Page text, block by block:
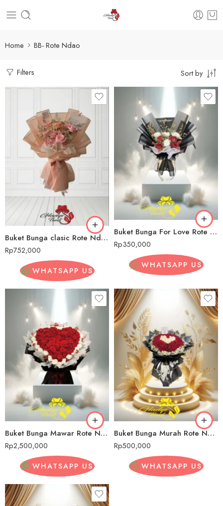
Home BB- Rote Ndao
Filters Sort by
Buket Bunga clasic Rote Ndao
Rp752,000
WHATSAPP US
Buket Bunga For Love Rote Ndao
Rp350,000
WHATSAPP US
Buket Bunga Mawar Rote Ndao
Rp2,500,000
WHATSAPP US
Buket Bunga Murah Rote Ndao
Rp500,000
WHATSAPP US